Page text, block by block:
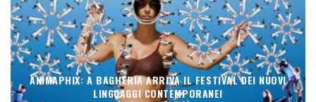
ANIMAPHIX: A BAGHERIA ARRIVA IL FESTIVAL DEI NUOVI
LINGUAGGI CONTEMPORANEI